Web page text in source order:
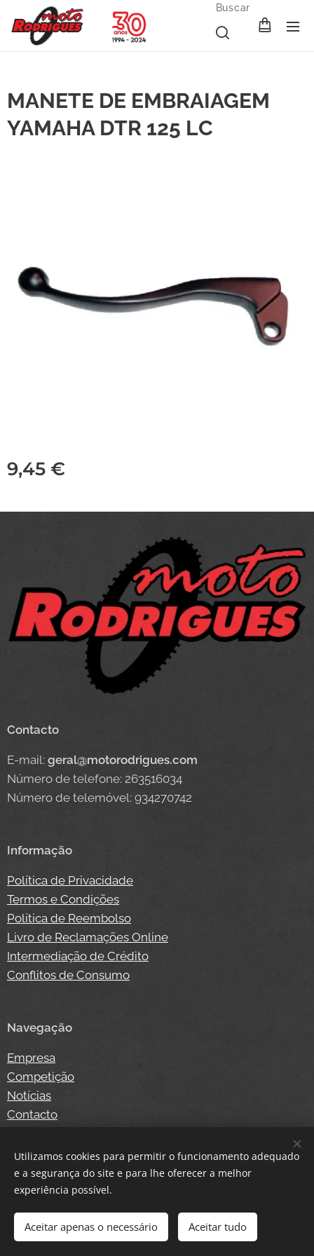
Buscar
MANETE DE EMBRAIAGEM
YAMAHA DTR 125 LC
9,45 €
Contacto
E-mail: geral@motorodrigues.com
Número de telefone: 263516034
Número de telemóvel: 934270742
Informação
Política de Privacidade
Termos e Condições
Política de Reembolso
Livro de Reclamações Online
Intermediação de Crédito
Conflitos de Consumo
Navegação
Empresa
Competição
Notícias
Contacto
Login
Cookies
Utilizamos cookies para permitir o funcionamento adequado
e a segurança do site e para lhe oferecer a melhor
experiência possível.
Aceitar apenas o necessário Aceitar tudo